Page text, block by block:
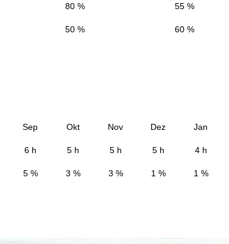
80 % 55 %
50 % 60 %
Sep Okt Nov Dez Jan
6 h 5 h 5 h 5 h 4 h
5 % 3 % 3 % 1 % 1 %